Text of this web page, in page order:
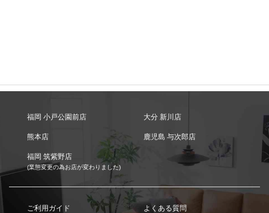
福岡 小戸公園前店 大分 新川店
熊本店 鹿児島 与次郎店
福岡 筑紫野店
(業態変更の為お店が変わりました)
ご利用ガイド よくある質問